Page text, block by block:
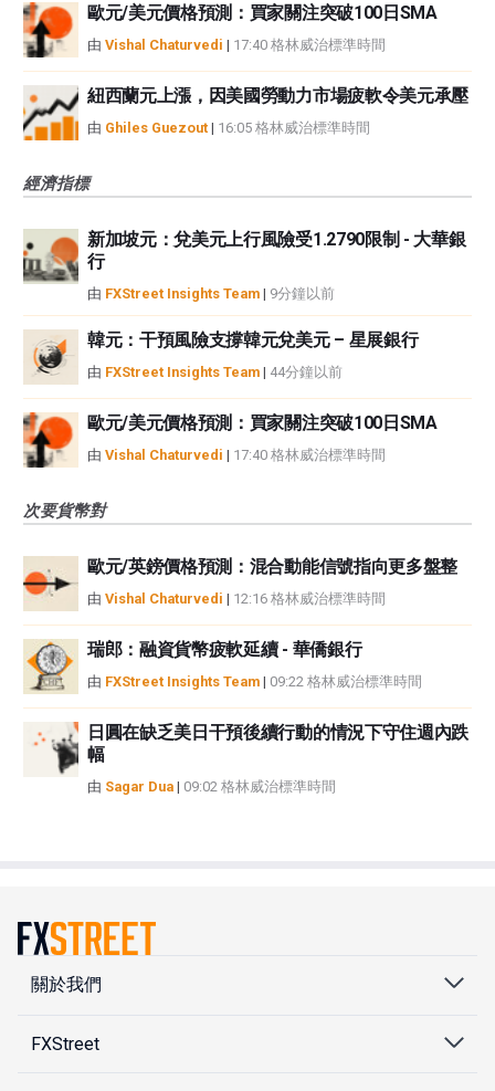
歐元/美元價格預測：買家關注突破100日SMA
由 Vishal Chaturvedi | 17:40 格林威治標準時間
紐西蘭元上漲，因美國勞動力市場疲軟令美元承壓
由 Ghiles Guezout | 16:05 格林威治標準時間
經濟指標
新加坡元：兌美元上行風險受1.2790限制 - 大華銀
行
由 FXStreet Insights Team | 9分鐘以前
韓元：干預風險支撐韓元兌美元 – 星展銀行
由 FXStreet Insights Team | 44分鐘以前
歐元/美元價格預測：買家關注突破100日SMA
由 Vishal Chaturvedi | 17:40 格林威治標準時間
次要貨幣對
歐元/英鎊價格預測：混合動能信號指向更多盤整
由 Vishal Chaturvedi | 12:16 格林威治標準時間
瑞郎：融資貨幣疲軟延續 - 華僑銀行
由 FXStreet Insights Team | 09:22 格林威治標準時間
日圓在缺乏美日干預後續行動的情況下守住週內跌
幅
由 Sagar Dua | 09:02 格林威治標準時間
關於我們
FXStreet